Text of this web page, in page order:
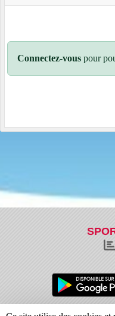
Connectez-vous pour
Charte